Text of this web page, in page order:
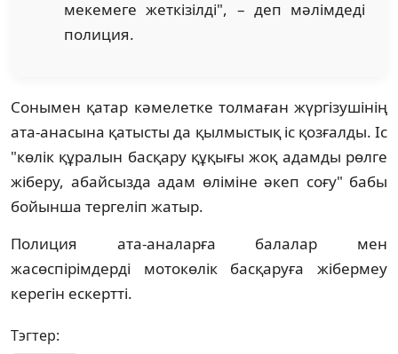
мекемеге жеткізілді", – деп мәлімдеді
полиция.
Сонымен қатар кәмелетке толмаған жүргізушінің
ата-анасына қатысты да қылмыстық іс қозғалды. Іс
"көлік құралын басқару құқығы жоқ адамды рөлге
жіберу, абайсызда адам өліміне әкеп соғу" бабы
бойынша тергеліп жатыр.
Полиция ата-аналарға балалар мен
жасөспірімдерді мотокөлік басқаруға жібермеу
керегін ескертті.
Тэгтер: